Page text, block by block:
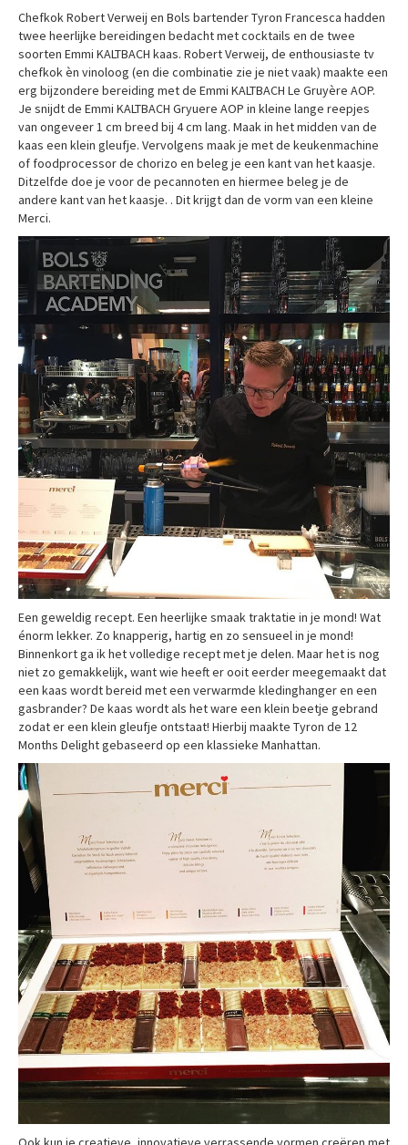
Chefkok Robert Verweij en Bols bartender Tyron Francesca hadden
twee heerlijke bereidingen bedacht met cocktails en de twee
soorten Emmi KALTBACH kaas. Robert Verweij, de enthousiaste tv
chefkok èn vinoloog (en die combinatie zie je niet vaak) maakte een
erg bijzondere bereiding met de Emmi KALTBACH Le Gruyère AOP.
Je snijdt de Emmi KALTBACH Gryuere AOP in kleine lange reepjes
van ongeveer 1 cm breed bij 4 cm lang. Maak in het midden van de
kaas een klein gleufje. Vervolgens maak je met de keukenmachine
of foodprocessor de chorizo en beleg je een kant van het kaasje.
Ditzelfde doe je voor de pecannoten en hiermee beleg je de
andere kant van het kaasje. . Dit krijgt dan de vorm van een kleine
Merci.
Een geweldig recept. Een heerlijke smaak traktatie in je mond! Wat
énorm lekker. Zo knapperig, hartig en zo sensueel in je mond!
Binnenkort ga ik het volledige recept met je delen. Maar het is nog
niet zo gemakkelijk, want wie heeft er ooit eerder meegemaakt dat
een kaas wordt bereid met een verwarmde kledinghanger en een
gasbrander? De kaas wordt als het ware een klein beetje gebrand
zodat er een klein gleufje ontstaat! Hierbij maakte Tyron de 12
Months Delight gebaseerd op een klassieke Manhattan.